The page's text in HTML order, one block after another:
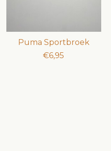
Puma Sportbroek
€6,95